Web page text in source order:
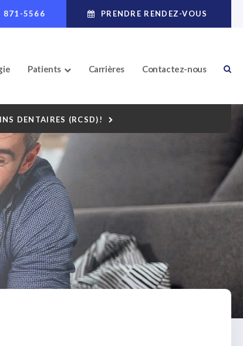
871-5566 PRENDRE RENDEZ-VOUS
Patients Carrières Contactez-nous
DENTAIRES (RCSD)!